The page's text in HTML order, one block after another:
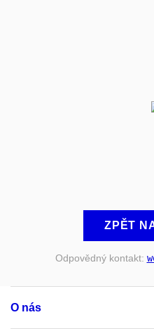
ZPĚT
Odpovědný kontakt:
O nás